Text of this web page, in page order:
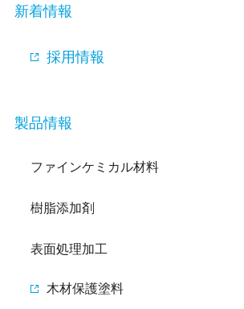
新着情報
採用情報
製品情報
ファインケミカル材料
樹脂添加剤
表面処理加工
木材保護塗料